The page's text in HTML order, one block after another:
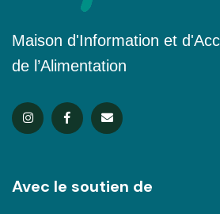
Maison d'Information et
de l’Alimentation
Avec le soutien de